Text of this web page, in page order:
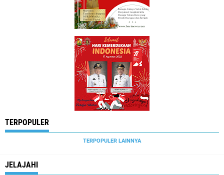
TERPOPULER
TERPOPULER LAINNYA
JELAJAHI